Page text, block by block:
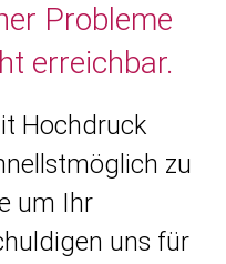
Probleme
erreichbar.
Hochdruck
zu
um Ihr
uns für